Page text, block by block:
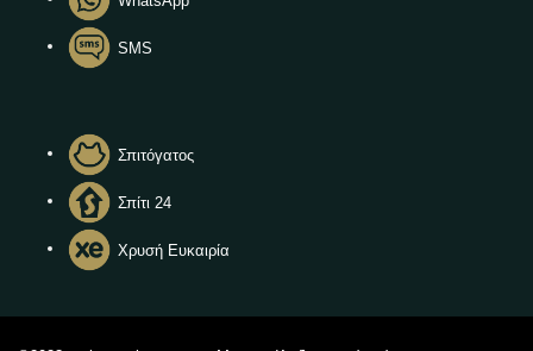
SMS
Σπιτόγατος
Σπίτι 24
Χρυσή Ευκαιρία